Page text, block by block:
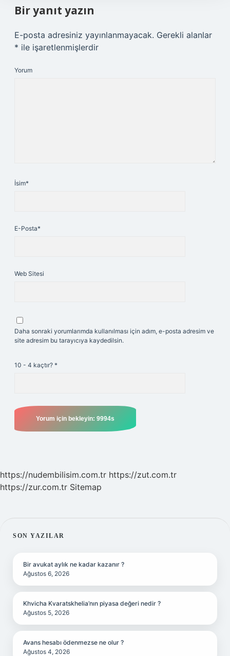
Bir yanıt yazın
E-posta adresiniz yayınlanmayacak. Gerekli alanlar
* ile işaretlenmişlerdir
Yorum
İsim*
E-Posta*
Web Sitesi
Daha sonraki yorumlarımda kullanılması için adım, e-posta adresim ve
site adresim bu tarayıcıya kaydedilsin.
10 - 4 kaçtır? *
https://nudembilisim.com.tr https://zut.com.tr
https://zur.com.tr Sitemap
SIDEBAR
SON YAZILAR
Bir avukat aylık ne kadar kazanır ?
Ağustos 6, 2026
Khvicha Kvaratskhelia’nın piyasa değeri nedir ?
Ağustos 5, 2026
Avans hesabı ödenmezse ne olur ?
Ağustos 4, 2026